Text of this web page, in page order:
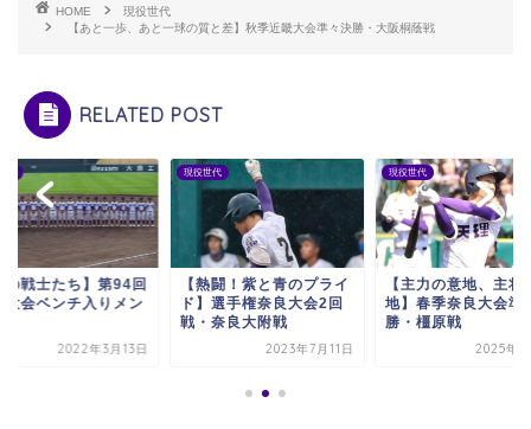
HOME
現役世代
【あと一歩、あと一球の質と差】秋季近畿大会準々決勝・大阪桐蔭戦
RELATED POST
の戦士たち】第94回
大会ベンチ入りメン
2022年3月13日
現役世代
【熱闘！紫と青のプライ
ド】選手権奈良大会2回
戦・奈良大附戦
2023年7月11日
現役世代
【主力の意地、主将
地】春季奈良大会準
勝・橿原戦
2025年5